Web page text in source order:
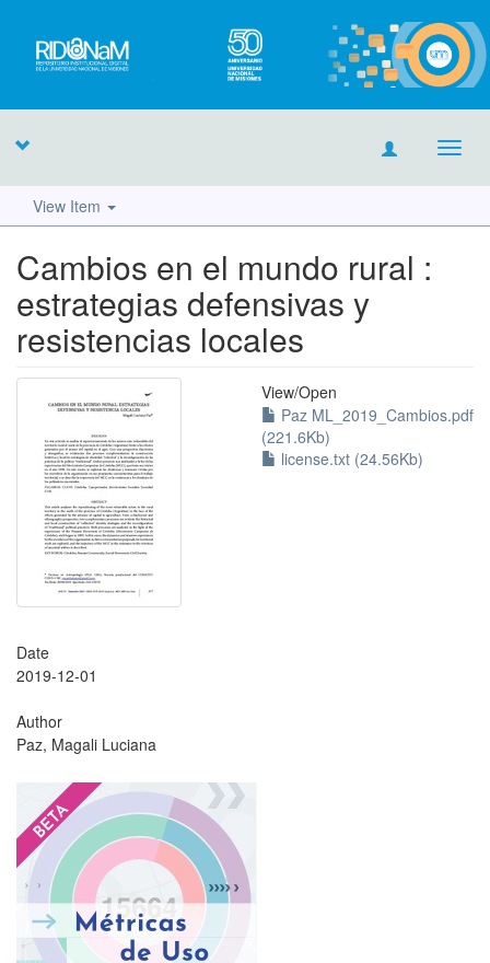
View Item
Cambios en el mundo rural :
estrategias defensivas y
resistencias locales
View/Open
Paz ML_2019_Cambios.pdf
(221.6Kb)
license.txt (24.56Kb)
Date
2019-12-01
Author
Paz, Magali Luciana
?